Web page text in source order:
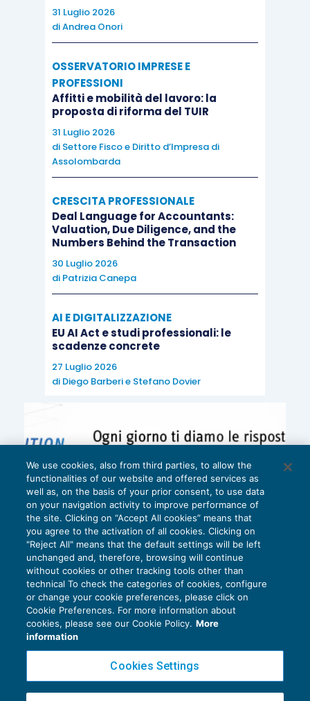
31 Luglio 2026
diAndrea Onori
OSSERVATORIO IMPRESE E
PROFESSIONI
Affitti e mobilità del lavoro: la
proposta di riforma del TUIR
31 Luglio 2026
di Settore Fisco e Diritto d’Impresa di
Assolombarda
CRESCITA PROFESSIONALE
Deal Language for Accountants:
Valuation, Due Diligence, and the
Numbers Behind the Transaction
30 Luglio 2026
di Patrizia Canepa
AI E DIGITALIZZAZIONE
EU AI Act e studi professionali: le
scadenze concrete
27 Luglio 2026
di Diego Barberie Stefano Dovier
Privacy Policy
Cookie Policy
Copyright 2016 ©Gruppo Euroconference S.p.A.v2.32.2
We use cookies, also from third parties, to allow the
functionalities of our website and offered services as
well as, on the basis of your prior consent, to use data
on your navigation activity to improve performance of
the site. Clicking on “Accept All cookies” means that
you agree to the activation of all cookies. Clicking on
"Reject All" means that the default settings will be left
unchanged and, therefore, browsing will continue
without cookies or other tracking tools other than
technical To check the categories of cookies, configure
or change your cookie preferences, please click on
Cookie Preferences. For more information about
cookies, please see our Cookie Policy. More
information
Cookies Settings